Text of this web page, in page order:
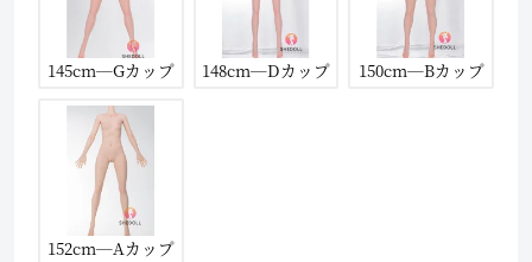
145cm―Gカップ 148cm―Dカップ 150cm―Bカップ
152cm―Aカップ